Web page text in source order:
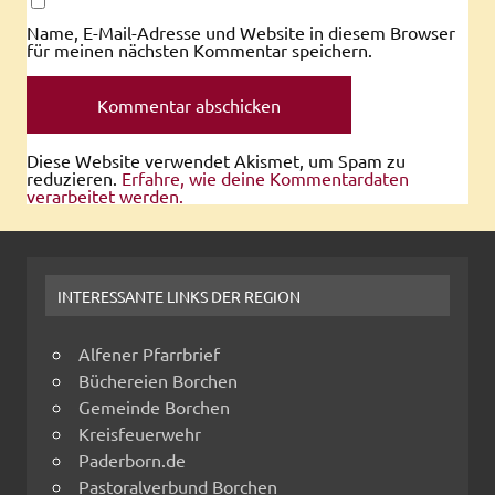
Name, E-Mail-Adresse und Website in diesem Browser
für meinen nächsten Kommentar speichern.
Diese Website verwendet Akismet, um Spam zu
reduzieren. Erfahre, wie deine Kommentardaten
verarbeitet werden.
INTERESSANTE LINKS DER REGION
Alfener Pfarrbrief
Büchereien Borchen
Gemeinde Borchen
Kreisfeuerwehr
Paderborn.de
Pastoralverbund Borchen